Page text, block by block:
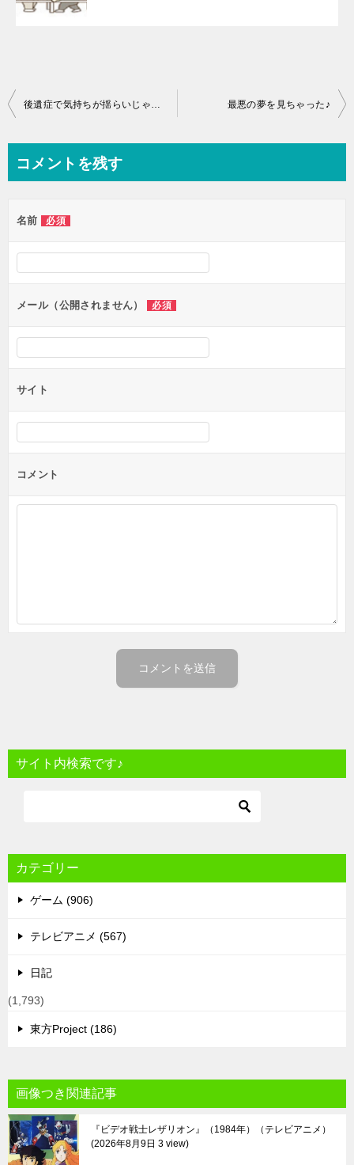
投
ビ
ー
シ
ン
後遺症で気持ちが揺らいじゃうよね♪ 最悪の夢を見ちゃった♪
コメントを残す
名前 必須
メール（公開されません） 必須
サイト
コメント
サイト内検索です♪
カテゴリー
ゲーム (906)
テレビアニメ (567)
日記
(1,793)
東方Project (186)
画像つき関連記事
『ビデオ戦士レザリオン』（1984年）（テレビアニメ）
2026年8月9日 3 view